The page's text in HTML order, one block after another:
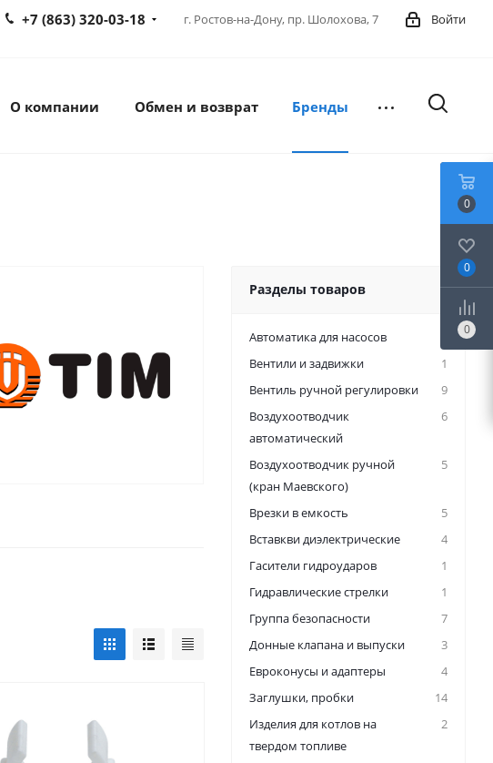
Войти
г. Ростов-на-Дону, пр. Шолохова, 7
+7 (863) 320-03-18
О компании Обмен и возврат Бренды
Разделы товаров
Автоматика для насосов
Вентили и задвижки
1
Вентиль ручной регулировки
9
Воздухоотводчик
автоматический
6
Воздухоотводчик ручной
(кран Маевского)
5
Врезки в емкость
5
Вставкви диэлектрические
4
Гасители гидроударов
1
Гидравлические стрелки
1
Группа безопасности
7
Донные клапана и выпуски
3
Евроконусы и адаптеры
4
Заглушки, пробки
14
Изделия для котлов на
твердом топливе
2
0
0
0